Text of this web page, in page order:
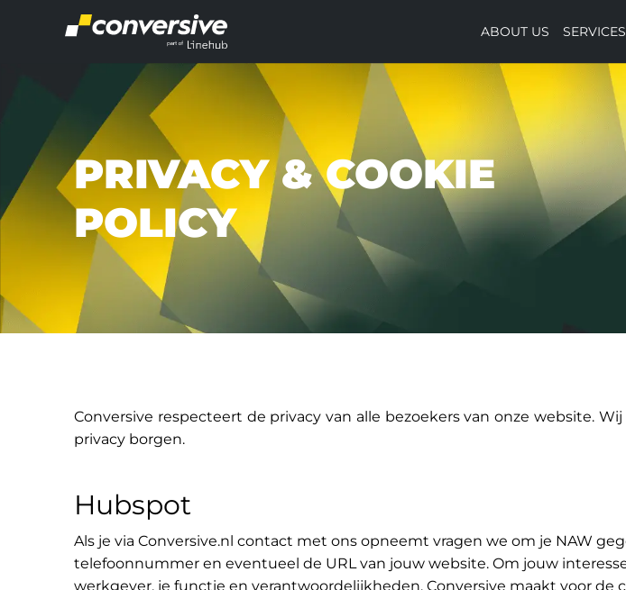
ABOUT US SERVICES
PRIVACY & COOKIE
POLICY
Conversive respecteert de privacy van alle bezoekers van onze website.
privacy borgen.
Hubspot
Als je via Conversive.nl contact met ons opneemt vragen we om je NAW
telefoonnummer en eventueel de URL van jouw website. Om jouw
werkgever, je functie en verantwoordelijkheden. Conversive maakt voor